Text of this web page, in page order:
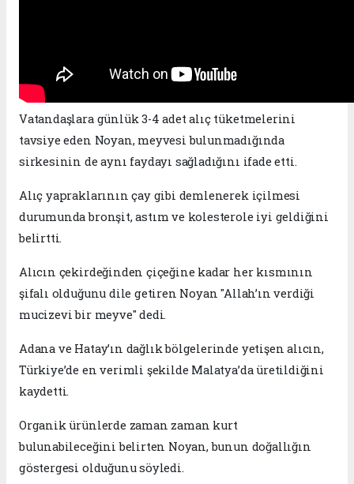
Vatandaşlara günlük 3-4 adet alıç tüketmelerini
tavsiye eden Noyan, meyvesi bulunmadığında
sirkesinin de aynı faydayı sağladığını ifade etti.
Alıç yapraklarının çay gibi demlenerek içilmesi
durumunda bronşit, astım ve kolesterole iyi geldiğini
belirtti.
Alıcın çekirdeğinden çiçeğine kadar her kısmının
şifalı olduğunu dile getiren Noyan "Allah’ın verdiği
mucizevi bir meyve" dedi.
Adana ve Hatay’ın dağlık bölgelerinde yetişen alıcın,
Türkiye’de en verimli şekilde Malatya’da üretildiğini
kaydetti.
Organik ürünlerde zaman zaman kurt
bulunabileceğini belirten Noyan, bunun doğallığın
göstergesi olduğunu söyledi.